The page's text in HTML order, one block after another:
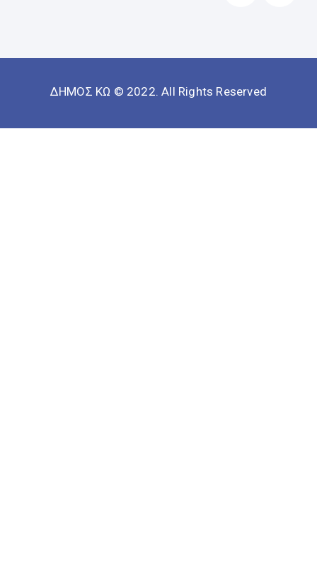
ΔΗΜΟΣ ΚΩ © 2022. All Rights Reserved